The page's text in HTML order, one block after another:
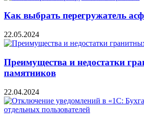
Как выбрать перегружатель
22.05.2024
Преимущества и недостатки
памятников
22.04.2024